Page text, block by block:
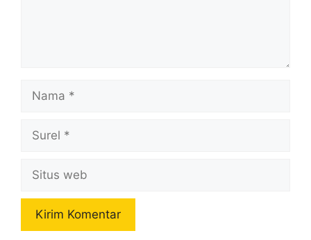
Nama
Surel
Situs
web